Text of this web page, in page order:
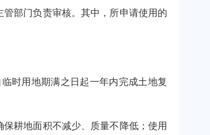
部门负责审核。其中，所申请使用的
时用地期满之日起一年内完成土地复
耕地面积不减少、质量不降低；使用